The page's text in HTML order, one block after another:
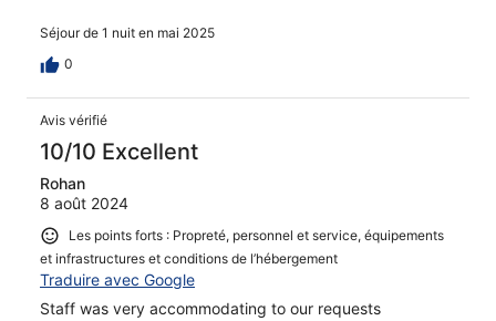
Séjour de 1 nuit en mai 2025
0
Avis vérifié
10/10 Excellent
Rohan
8 août 2024
Les points forts : Propreté, personnel et service, équipements
et infrastructures et conditions de l’hébergement
Traduire avec Google
Staff was very accommodating to our requests